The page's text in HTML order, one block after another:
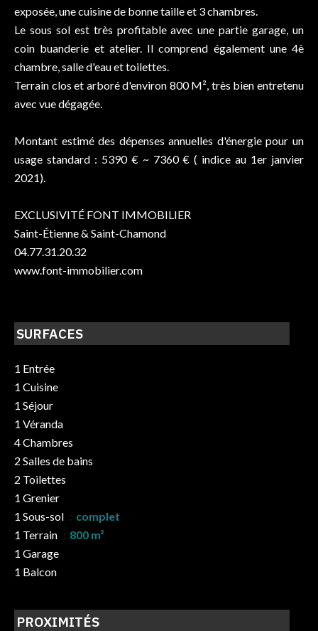
exposée, une cuisine de bonne taille et 3 chambres.
Le sous sol est très profitable avec une partie garage, un
coin buanderie et atelier. Il comprend également une 4è
chambre, salle d'eau et toilettes.
Terrain clos et arboré d'environ 800 M², très bien entretenu
avec vue dégagée.
Montant estimé des dépenses annuelles d'énergie pour un
usage standard : 5390 € ~ 7360 € ( indice au 1er janvier
2021).
EXCLUSIVITÉ FONT IMMOBILIER
Saint-Étienne & Saint-Chamond
04.77.31.20.32
www.font-immobilier.com
SURFACES
1 Entrée
1 Cuisine
1 Séjour
1 Véranda
4 Chambres
2 Salles de bains
2 Toilettes
1 Grenier
1 Sous-sol
complet
1 Terrain
800 m²
1 Garage
1 Balcon
PROXIMITÉS